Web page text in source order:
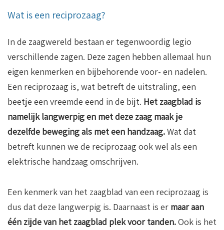
Wat is een reciprozaag?
In de zaagwereld bestaan er tegenwoordig legio
verschillende zagen. Deze zagen hebben allemaal hun
eigen kenmerken en bijbehorende voor- en nadelen.
Een reciprozaag is, wat betreft de uitstraling, een
beetje een vreemde eend in de bijt. Het zaagblad is
namelijk langwerpig en met deze zaag maak je
dezelfde beweging als met een handzaag.Wat dat
betreft kunnen we de reciprozaag ook wel als een
elektrische handzaag omschrijven.
Een kenmerk van het zaagblad van een reciprozaag is
dus dat deze langwerpig is. Daarnaast is er maar aan
één zijde van het zaagblad plek voor tanden.Ook is het